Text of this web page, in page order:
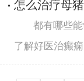
怎么治疗母
都有哪些
了解好医治癫